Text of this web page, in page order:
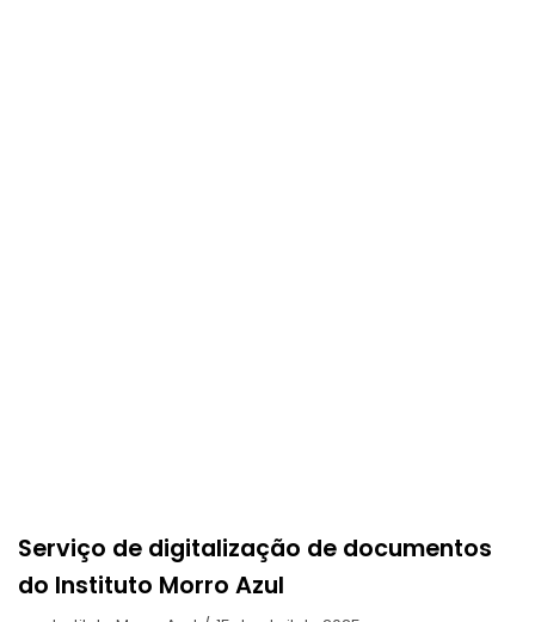
Serviço de digitalização de documentos
do Instituto Morro Azul